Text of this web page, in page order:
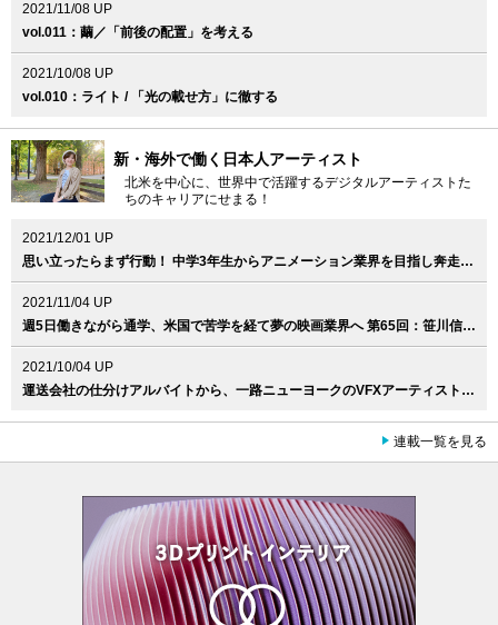
2021/11/08 UP
vol.011：繭／「前後の配置」を考える
2021/10/08 UP
vol.010：ライト / 「光の載せ方」に徹する
新・海外で働く日本人アーティスト
北米を中心に、世界中で活躍するデジタルアーティストた
ちのキャリアにせまる！
2021/12/01 UP
思い立ったらまず行動！ 中学3年生からアニメーション業界を目指し奔走 第66回：田村鞠果（LAIKA, Llc. / Jr. Prop Designer）
2021/11/04 UP
週5日働きながら通学、米国で苦学を経て夢の映画業界へ 第65回：笹川信輝（Skydance Animation / 3D Visual Development Artist）
2021/10/04 UP
運送会社の仕分けアルバイトから、一路ニューヨークのVFXアーティストへ。第64回：佐藤文郎（Cineric Creative / Senior Flame Artist ）
連載一覧を見る